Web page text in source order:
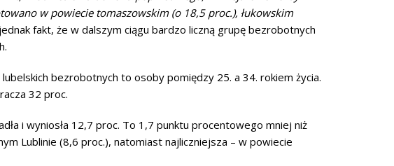
w powiecie tomaszowskim (o 18,5 proc.), łukowskim
fakt, że w dalszym ciągu bardzo liczną grupę bezrobotnych
bezrobotnych to osoby pomiędzy 25. a 34. rokiem życia.
32 proc.
i wyniosła 12,7 proc. To 1,7 punktu procentowego mniej niż
Lublinie (8,6 proc.), natomiast najliczniejsza – w powiecie